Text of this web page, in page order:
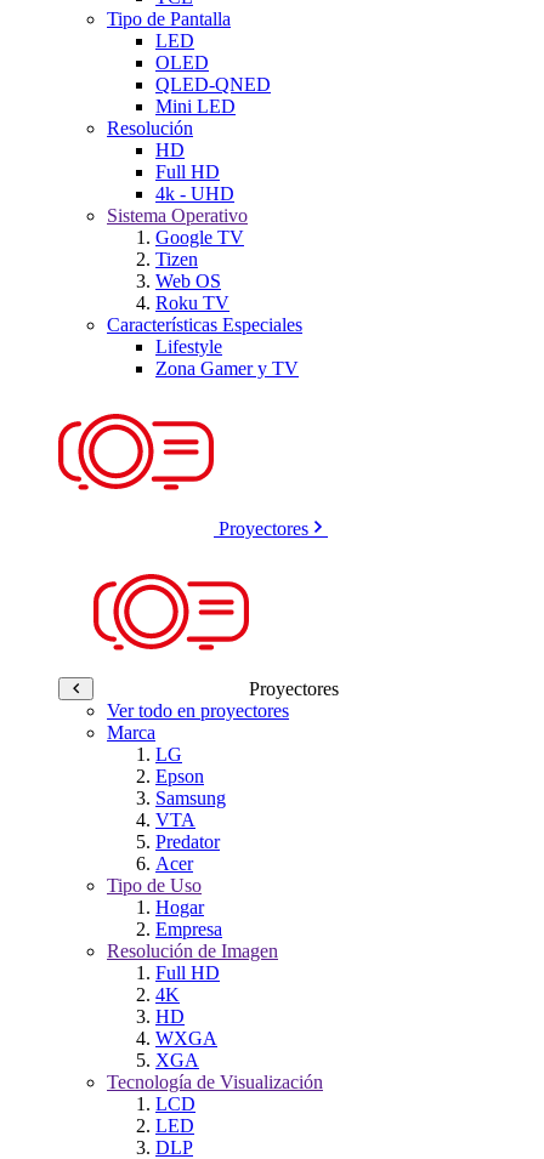
Tipo de Pantalla
LED
OLED
QLED-QNED
Mini LED
Resolución
HD
Full HD
4k - UHD
Sistema Operativo
Google TV
Tizen
Web OS
Roku TV
Características Especiales
Lifestyle
Zona Gamer y TV
Proyectores
Proyectores
Ver todo en proyectores
Marca
LG
Epson
Samsung
VTA
Predator
Acer
Tipo de Uso
Hogar
Empresa
Resolución de Imagen
Full HD
4K
HD
WXGA
XGA
Tecnología de Visualización
LCD
LED
DLP